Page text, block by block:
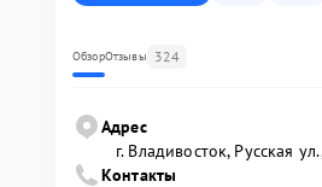
ОбзорОтзывы 324
Адрес
г. Владивосток, Русская
Контакты